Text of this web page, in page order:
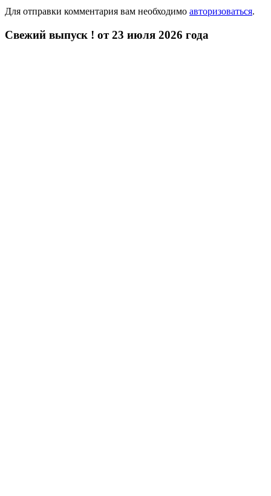
Для отправки комментария вам необходимо авторизоваться.
Свежий выпуск ! от 23 июля 2026 года